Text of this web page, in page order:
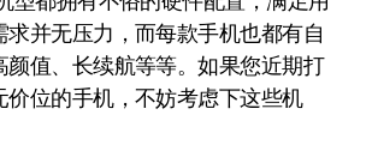
求并无压力，而每款手机也都有自
颜值、长续航等等。如果您近期打
价位的手机，不妨考虑下这些机